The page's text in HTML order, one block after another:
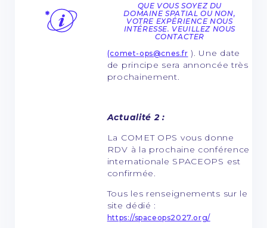
QUE VOUS SOYEZ DU
DOMAINE SPATIAL OU NON,
VOTRE EXPÉRIENCE NOUS
INTÉRESSE. VEUILLEZ NOUS
CONTACTER
(comet-ops@cnes.fr ). Une date
de principe sera annoncée très
prochainement.
Actualité 2 :
La COMET OPS vous donne
RDV à la prochaine conférence
internationale SPACEOPS est
confirmée.
Tous les renseignements sur le
site dédié :
https://spaceops2027.org/